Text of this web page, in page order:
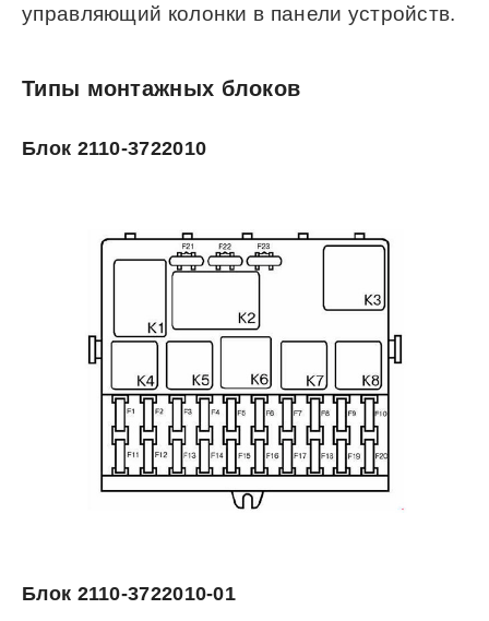
управляющий колонки в панели устройств.
Типы монтажных блоков
Блок 2110-3722010
Блок 2110-3722010-01